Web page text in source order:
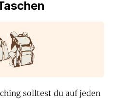
solltest du auf jeden